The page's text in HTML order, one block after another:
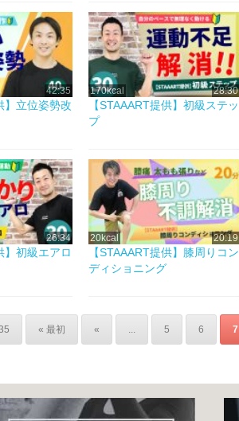
42:35
】立位姿勢改
28:30
170kcal
【STAAART提供】初級ステッ
プ
26:34
】初級エアロ
20:19
20kcal
【STAAART提供】膝周りコン
ディショニング
« 最初 « ... 5 6 7